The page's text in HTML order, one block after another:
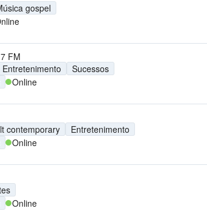
gospel
FM
Entretenimento
Sucessos
Online
contemporary
Entretenimento
Online
Online